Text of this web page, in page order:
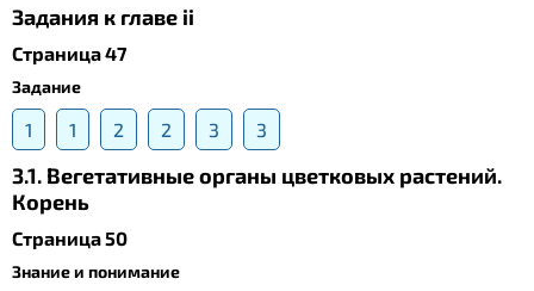
Задания к главе ii
Страница 47
Задание
1 1 2 2 3 3
3.1. Вегетативные органы цветковых растений.
Корень
Страница 50
Знание и понимание